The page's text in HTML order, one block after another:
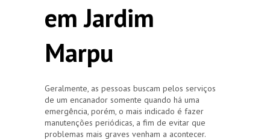
em Jardim
Marpu
Geralmente, as pessoas buscam pelos serviços
de um encanador somente quando há uma
emergência, porém, o mais indicado é fazer
manutenções periódicas, a fim de evitar que
problemas mais graves venham a acontecer.